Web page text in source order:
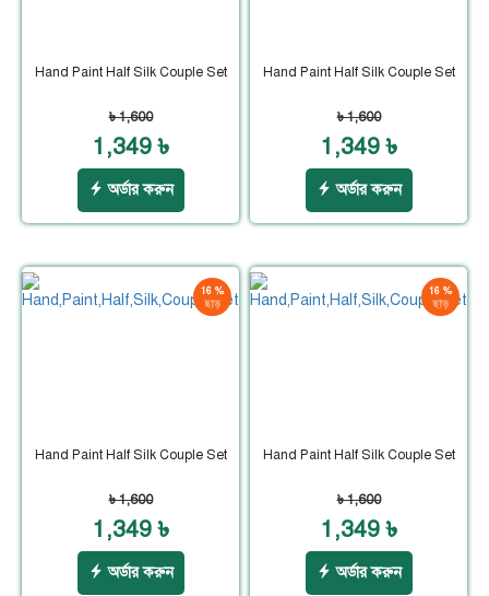
Hand Paint Half Silk Couple Set
৳ 1,600
1,349 ৳
অর্ডার করুন
Hand Paint Half Silk Couple Set
৳ 1,600
1,349 ৳
অর্ডার করুন
16 %
ছাড়
Hand Paint Half Silk Couple Set
৳ 1,600
1,349 ৳
অর্ডার করুন
16 %
ছাড়
Hand Paint Half Silk Couple Set
৳ 1,600
1,349 ৳
অর্ডার করুন